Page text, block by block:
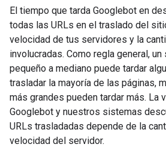
El tiempo que tarda Googlebot en
todas las URLs en el traslado del
velocidad de tus servidores y la
involucradas. Como regla general,
pequeño a mediano puede tardar
trasladar la mayoría de las páginas,
más grandes pueden tardar más. La
Googlebot y nuestros sistemas
URLs trasladadas depende de la
velocidad del servidor.